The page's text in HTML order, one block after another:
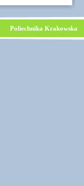
Poliechnika Krakowska